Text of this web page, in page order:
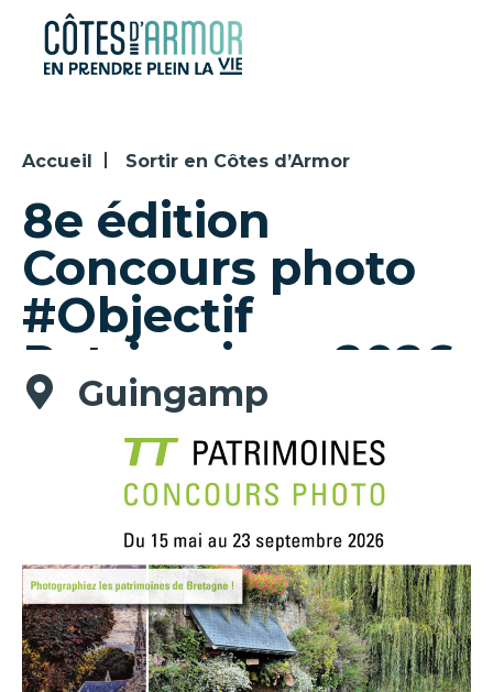
Panneau de gestion des cookies
Accueil Sortir en Côtes d’Armor
8e édition
Concours photo
#Objectif
Patrimoines 2026
Guingamp